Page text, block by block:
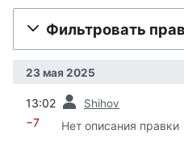
Фильтровать
23 мая 2025
13:02 Shihov
−7 Нет описания правки